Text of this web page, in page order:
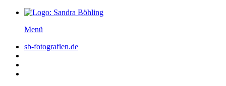
Menü
sb-fotografien.de